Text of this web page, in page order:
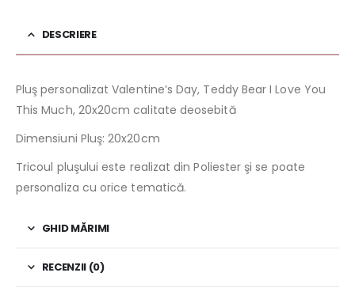
DESCRIERE
Pluş personalizat Valentine’s Day, Teddy Bear I Love You
This Much, 20x20cm calitate deosebită
Dimensiuni Pluş: 20x20cm
Tricoul pluşului este realizat din Poliester şi se poate
personaliza cu orice tematică.
GHID MĂRIMI
RECENZII (0)